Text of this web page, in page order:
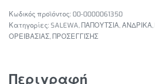
00-0000061350
Κατηγορίες: SALEWA, ΠΑΠΟΥΤΣΙΑ, ΑΝΔΡΙΚΑ,
ΟΡΕΙΒΑΣΙΑΣ, ΠΡΟΣΕΓΓΙΣΗΣ
Περιγραφή